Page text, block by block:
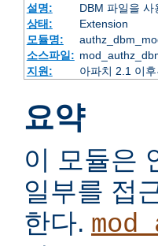
설명:
DBM 파일을 사
상태:
Extension
모듈명:
소스파일:
지원:
아파치 2.1 이후
요약
이 모듈은
일부를 접
한다.